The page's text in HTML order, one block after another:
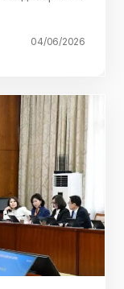
04/06/2026